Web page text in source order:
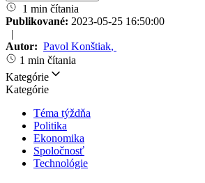
1 min čítania
Publikované: 2023-05-25 16:50:00
|
Autor: Pavol Konštiak,
1 min čítania
Kategórie
Kategórie
Téma týždňa
Politika
Ekonomika
Spoločnosť
Technológie